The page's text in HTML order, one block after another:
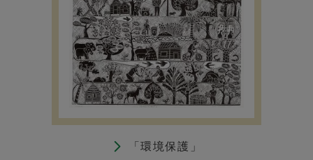
「環境保護」